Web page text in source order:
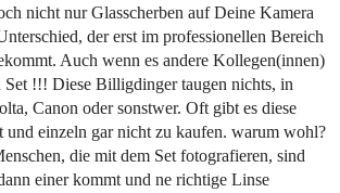
nicht nur Glasscherben auf Deine Kamera
der erst im professionellen Bereich
Auch wenn es andere Kollegen(innen)
Set !!! Diese Billigdinger taugen nichts, in
Canon oder sonstwer. Oft gibt es diese
und einzeln gar nicht zu kaufen. warum wohl?
die mit dem Set fotografieren, sind
einer kommt und ne richtige Linse